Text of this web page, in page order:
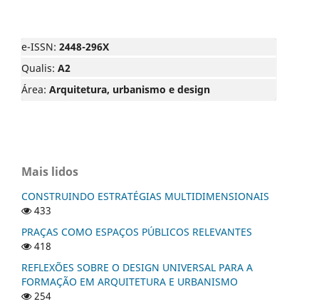
e-ISSN: 2448-296X
Qualis: A2
Área: Arquitetura, urbanismo e design
Mais lidos
CONSTRUINDO ESTRATÉGIAS MULTIDIMENSIONAIS
433
PRAÇAS COMO ESPAÇOS PÚBLICOS RELEVANTES
418
REFLEXÕES SOBRE O DESIGN UNIVERSAL PARA A
FORMAÇÃO EM ARQUITETURA E URBANISMO
254